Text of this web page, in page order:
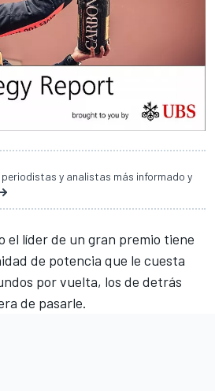
periodistas y analistas más informado y
el líder de un gran premio tiene
de potencia que le cuesta
por vuelta, los de detrás
de pasarle.